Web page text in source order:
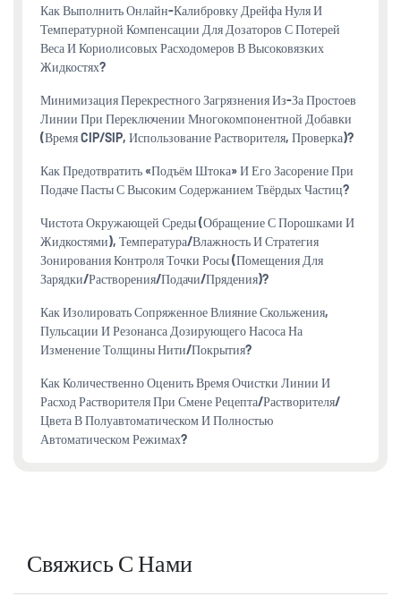
Как Выполнить Онлайн-Калибровку Дрейфа Нуля И
Температурной Компенсации Для Дозаторов С Потерей
Веса И Кориолисовых Расходомеров В Высоковязких
Жидкостях?
Минимизация Перекрестного Загрязнения Из-За Простоев
Линии При Переключении Многокомпонентной Добавки
(время CIP/SIP, Использование Растворителя, Проверка)?
Как Предотвратить «подъём Штока» И Его Засорение При
Подаче Пасты С Высоким Содержанием Твёрдых Частиц?
Чистота Окружающей Среды (обращение С Порошками И
Жидкостями), Температура/влажность И Стратегия
Зонирования Контроля Точки Росы (помещения Для
Зарядки/растворения/подачи/прядения)?
Как Изолировать Сопряженное Влияние Скольжения,
Пульсации И Резонанса Дозирующего Насоса На
Изменение Толщины Нити/покрытия?
Как Количественно Оценить Время Очистки Линии И
Расход Растворителя При Смене Рецепта/растворителя/
Цвета В Полуавтоматическом И Полностью
Автоматическом Режимах?
Свяжись С Нами